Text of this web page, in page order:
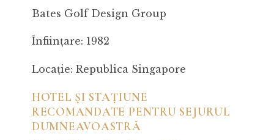
Bates Golf Design Group
Înființare: 1982
Locație: Republica Singapore
HOTEL ȘI STAȚIUNE
RECOMANDATE PENTRU SEJURUL
DUMNEAVOASTRĂ